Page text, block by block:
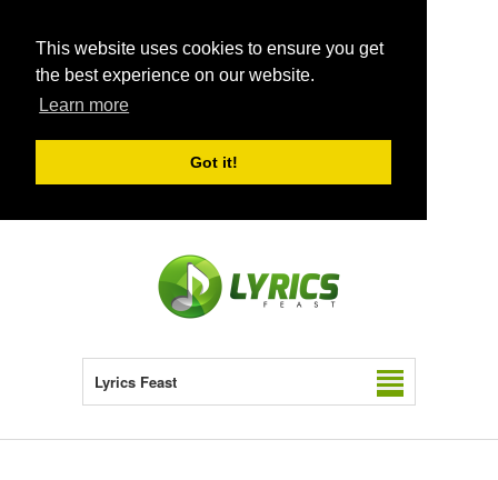
This website uses cookies to ensure you get
the best experience on our website.
Learn more
Got it!
Lyrics Feast